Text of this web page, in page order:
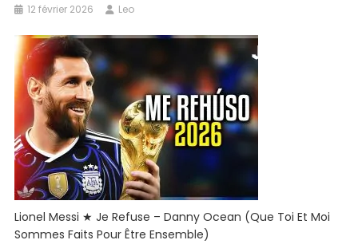
12 février 2026 Leo
Lionel Messi ★ Je Refuse – Danny Ocean (que Toi Et Moi
Sommes Faits Pour Être Ensemble)